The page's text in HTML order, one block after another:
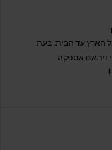
עסקים לכל הארץ עד הבית. בעת
ויתאם אספקה.